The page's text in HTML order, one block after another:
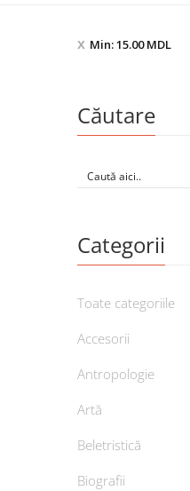
Min:15.00MDL
Căutare
Categorii
Toate categoriile
Accesorii
Antropologie
Artă
Beletristică
Biografii